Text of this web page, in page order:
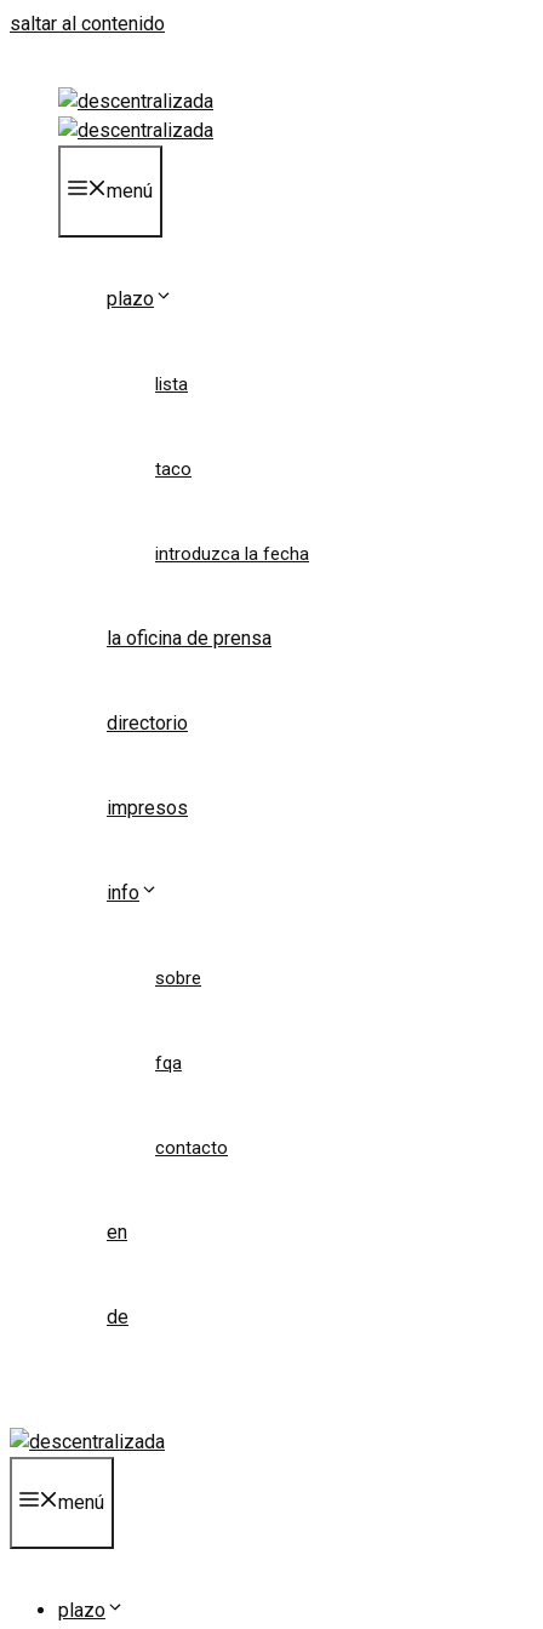
saltar al contenido
menú
plazo
lista
taco
introduzca la fecha
la oficina de prensa
directorio
impresos
info
sobre
fqa
contacto
en
de
menú
plazo